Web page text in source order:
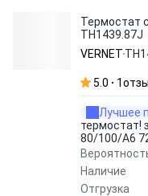
Термостат
TH1439.87J
VERNET
5.0 1
Лучшее
термостат!
80/100/A6
Наличие
Отгрузка